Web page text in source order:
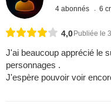
4 abonnés 6
4,0Publiée le
J'ai beaucoup apprécié le
personnages .
J'espère pouvoir voir